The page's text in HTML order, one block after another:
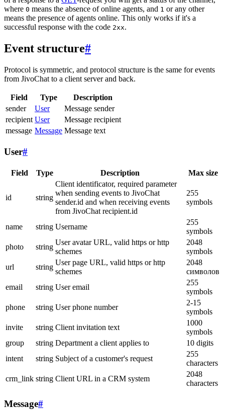
where 0 means the absence of online agents, and 1 or any other
means the presence of agents online. This only works if it's a
successful response with the code 2xx.
Event structure#
Protocol is symmetric, and protocol structure is the same for events
from JivoChat to a client server and back.
Field Type
Description
sender
User
Message sender
recipient User
Message recipient
message Message Message text
User#
Field Type Description Max size
id string
Client identificator, required parameter
when sending events to JivoChat
sender.id and when receiving events
from JivoChat recipient.id
255
symbols
name string Username
255
symbols
photo
string
User avatar URL, valid https or http
schemes
2048
symbols
url
string
User page URL, valid https or http
schemes
2048
символов
email
string User email
255
symbols
phone
string User phone number
2-15
symbols
invite
string Client invitation text
1000
symbols
group
string Department a client applies to
10 digits
intent
string Subject of a customer's request
255
characters
crm_link string Client URL in a CRM system
2048
characters
Message#